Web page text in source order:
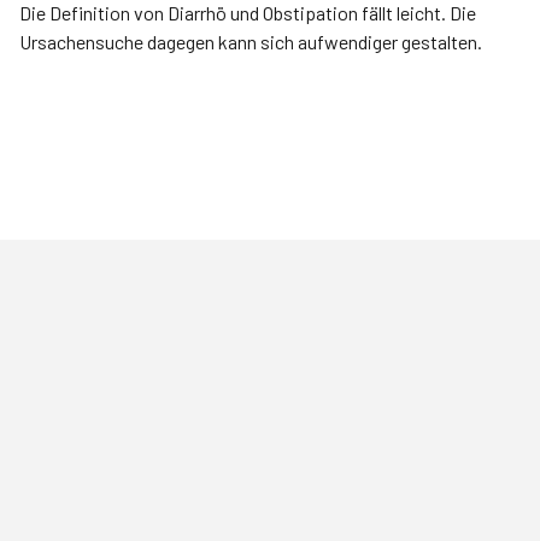
Die Definition von Diarrhö und Obstipation fällt leicht. Die
Ursachensuche dagegen kann sich aufwendiger gestalten.